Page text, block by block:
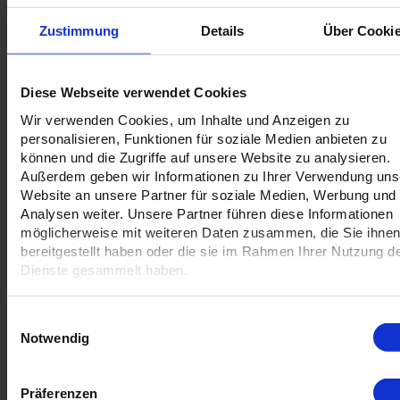
Zustimmung Details Über
Diese Webseite verwendet Cookies
Wir verwenden Cookies, um Inhalte und Anzeigen zu
personalisieren, Funktionen für soziale Medien anbieten zu
können und die Zugriffe auf unsere Website zu analysieren.
Außerdem geben wir Informationen zu Ihrer Verwendung
Website an unsere Partner für soziale Medien, Werbung und
Analysen weiter. Unsere Partner führen diese Informationen
möglicherweise mit weiteren Daten zusammen, die Sie ihnen
bereitgestellt haben oder die sie im Rahmen Ihrer Nutzung
Dienste gesammelt haben.
Notwendig
Präferenzen
Preis
50,70 EUR
Nettopreis
50,70 EUR
Gesamtpreis
(inkl. Versand)
in den Warenkorb
Als Angebot drucken
Diesen Artikel weiterempfehlen